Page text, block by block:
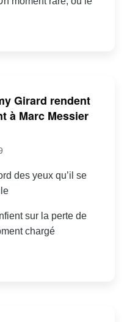
Girard rendent
à Marc Messier
des yeux qu’il se
sur la perte de
chargé